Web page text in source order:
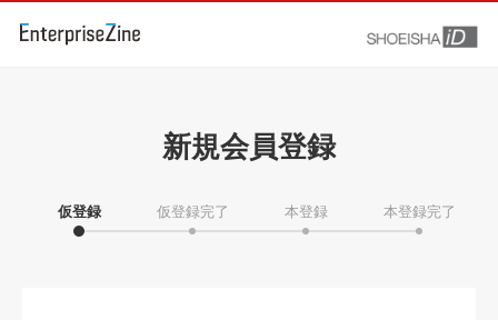
新規会員登録
仮登録 仮登録完了 本登録 本登録完了